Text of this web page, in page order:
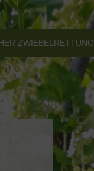
ZWIEBELRETTUNG